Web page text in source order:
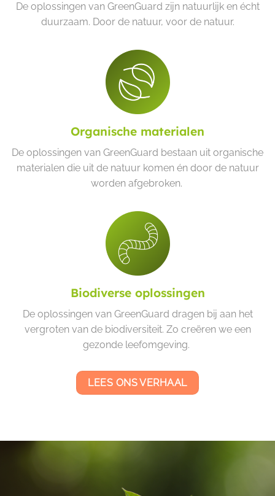
De oplossingen van GreenGuard zijn natuurlijk en écht
duurzaam. Door de natuur, voor de natuur.
Organische materialen
De oplossingen van GreenGuard bestaan uit organische
materialen die uit de natuur komen én door de natuur
worden afgebroken.
Biodiverse oplossingen
De oplossingen van GreenGuard dragen bij aan het
vergroten van de biodiversiteit. Zo creëren we een
gezonde leefomgeving.
LEES ONS VERHAAL